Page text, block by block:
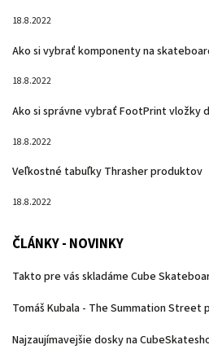
18.8.2022
Ako si vybrať komponenty na
18.8.2022
Ako si správne vybrať FootPrint vložky
18.8.2022
Veľkostné tabuľky Thrasher produktov
18.8.2022
ČLÁNKY - NOVINKY
Takto pre vás skladáme Cube
Tomáš Kubala - The Summation Street
Najzaujímavejšie dosky na